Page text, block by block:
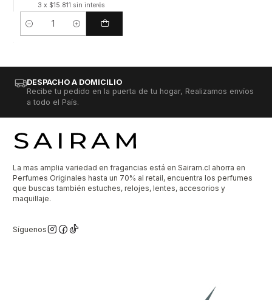
3 x $15.811 sin interés
Cantidad
DESPACHO A DOMICILIO
Recibe tu pedido en la puerta de tu hogar, Realizamos envíos
a todo el País.
La mas amplia variedad en fragancias está en Sairam.cl ahorra en
Perfumes Originales hasta un 70% al retail, encuentra los perfumes
que buscas también estuches, relojes, lentes, accesorios y
maquillaje.
Síguenos